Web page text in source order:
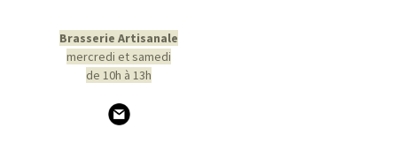
Brasserie Artisanale
mercredi et samedi
de 10h à 13h